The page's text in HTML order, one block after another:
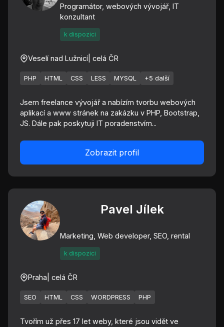
Programátor, webových vývojář, IT
konzultant
k dispozici
Veselí nad Lužnicí | celá ČR
PHP HTML CSS LESS MYSQL +5 další
Jsem freelance vývojář a nabízím tvorbu webových
aplikací a www stránek na zakázku v PHP, Bootstrap,
JS. Dále pak poskytuji IT poradenstvím...
Zobrazit profil
Pavel Jílek
Marketing, Web developer, SEO, rental
k dispozici
Praha | celá ČR
SEO HTML CSS WORDPRESS PHP
Tvořím už přes 17 let weby, které jsou vidět ve